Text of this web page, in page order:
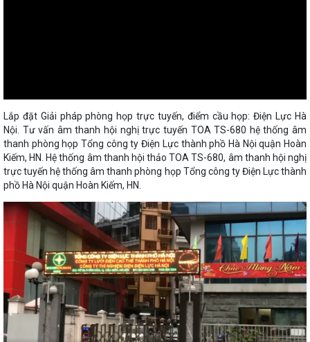
Lắp đặt Giải pháp phòng họp trực tuyến, điểm cầu họp: Điện Lực Hà
Nội. Tư vấn âm thanh hội nghị trực tuyến TOA TS-680 hệ thống âm
thanh phòng họp Tổng công ty Điện Lực thành phồ Hà Nội quận Hoàn
Kiếm, HN. Hệ thống âm thanh hội thảo TOA TS-680, âm thanh hội nghị
trực tuyến hệ thống âm thanh phòng họp Tổng công ty Điện Lực thành
phồ Hà Nội quận Hoàn Kiếm, HN.